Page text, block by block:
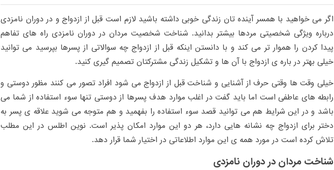
اگر می خواهید با همسر آینده تان زندگی خوبی داشته باشید لازم است قبل از ازدواج و در دوران نامزدی
درباره ویژگی شخصیتی مردها بیشتر بدانید. شناخت شخصیت مردان در دوران نامزدی راه های تفاهم
پیدا کردن را هموار تر می کند و با دانستن اینکه قبل از ازدواج چه سوالاتی از پسرها بپرسید می توانید
خیلی بهتر در باره ی ازدواج با آن ها و تشکیل زندگی مشترکتان تصمیم گیری کنید.
خیلی وقت ها وقتی حرف از آشنایی و شناخت قبل از ازدواج می شود افراد تصور می کنند مظور دوستی و
رابطه های عاطفی است اما باید گفت در اغلب موارد هدف پسرها از دوستی تنها سوء استفاده از شما می
باشد و در این شرایط هم می توانید قصد سوء استفاده را بفهمید و هم متوجه می شوید علاقه ی پسر به
دختر برای ازدواج چه نشانه هایی دارد، هر دو این موارد امکان پذیر است. نوین اطلس در این مطلب
تلاش کرده است در مورد همه ی این موارد اطلاعاتی در اختیار شما قرار دهد.
شناخت مردان در دوران نامزدی